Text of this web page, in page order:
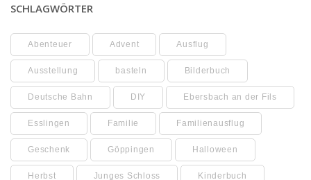
SCHLAGWÖRTER
Abenteuer Advent Ausflug
Ausstellung basteln Bilderbuch
Deutsche Bahn DIY Ebersbach an der Fils
Esslingen Familie Familienausflug
Geschenk Göppingen Halloween
Herbst Junges Schloss Kinderbuch